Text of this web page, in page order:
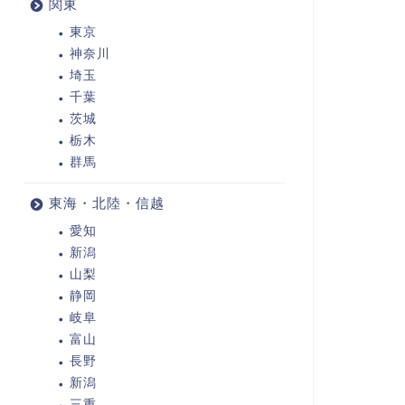
関東
東京
神奈川
埼玉
千葉
茨城
栃木
群馬
東海・北陸・信越
愛知
新潟
山梨
静岡
岐阜
富山
長野
新潟